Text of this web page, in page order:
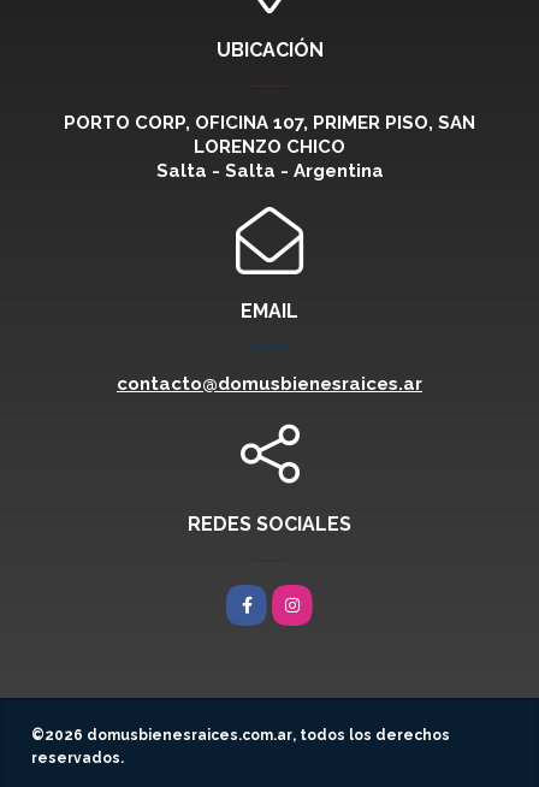
UBICACIÓN
PORTO CORP, OFICINA 107, PRIMER PISO, SAN
LORENZO CHICO
Salta - Salta - Argentina
EMAIL
contacto@domusbienesraices.ar
REDES SOCIALES
FacebookInstagram
©2026 domusbienesraices.com.ar, todos los derechos
reservados.